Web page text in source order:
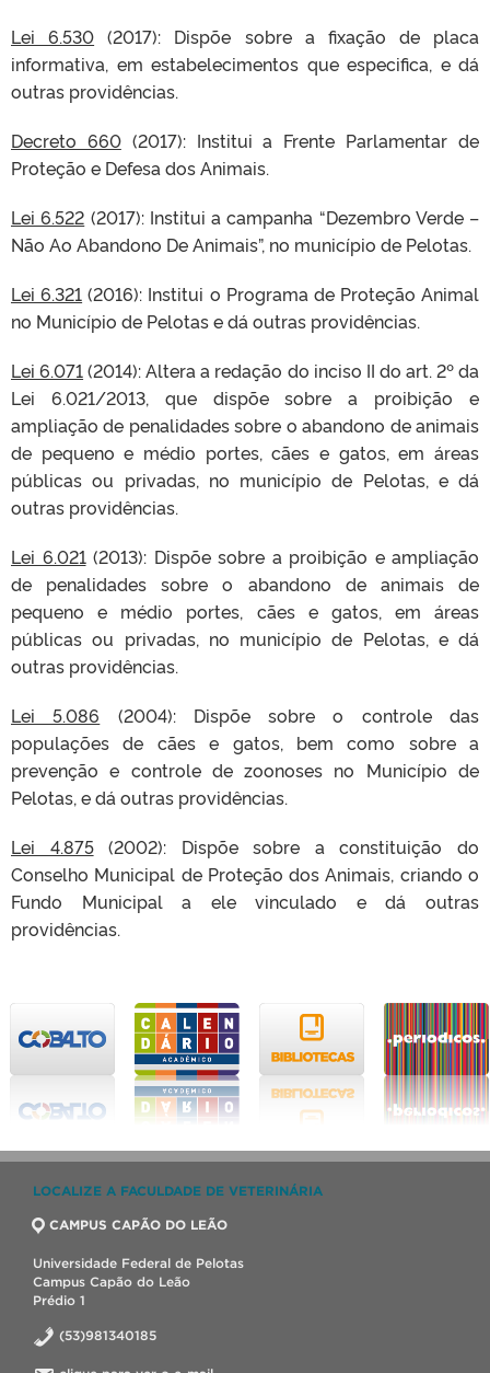
Lei 6.530 (2017): Dispõe sobre a fixação de placa
informativa, em estabelecimentos que especifica, e dá
outras providências.
Decreto 660(2017): Institui a Frente Parlamentar de
Proteção e Defesa dos Animais.
Lei 6.522 (2017): Institui a campanha “Dezembro Verde –
Não Ao Abandono De Animais”, no município de Pelotas.
Lei 6.321 (2016): Institui o Programa de Proteção Animal
no Município de Pelotas e dá outras providências.
Lei 6.071(2014): Altera a redação do inciso II do art. 2º da
Lei 6.021/2013, que dispõe sobre a proibição e
ampliação de penalidades sobre o abandono de animais
de pequeno e médio portes, cães e gatos, em áreas
públicas ou privadas, no município de Pelotas, e dá
outras providências.
Lei 6.021(2013): Dispõe sobre a proibição e ampliação
de penalidades sobre o abandono de animais de
pequeno e médio portes, cães e gatos, em áreas
públicas ou privadas, no município de Pelotas, e dá
outras providências.
Lei 5.086 (2004): Dispõe sobre o controle das
populações de cães e gatos, bem como sobre a
prevenção e controle de zoonoses no Município de
Pelotas, e dá outras providências.
Lei 4.875(2002): Dispõe sobre a constituição do
Conselho Municipal de Proteção dos Animais, criando o
Fundo Municipal a ele vinculado e dá outras
providências.
LOCALIZE A FACULDADE DE VETERINÁRIA
CAMPUS CAPÃO DO LEÃO
Universidade Federal de Pelotas
Campus Capão do Leão
Prédio 1
(53)981340185